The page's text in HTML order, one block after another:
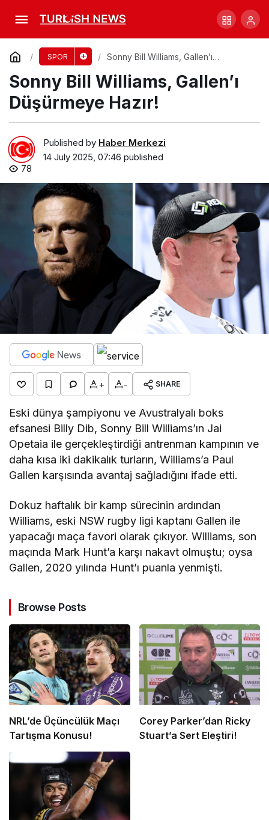
SPOR
Sonny Bill Williams, Gallen’ı
Sonny Bill Williams, Gallen’ı
Düşürmeye Hazır!
Published by Haber Merkezi
14 July 2025, 07:46 published
78
+ - SHARE
Eski dünya şampiyonu ve Avustralyalı boks
efsanesi Billy Dib, Sonny Bill Williams’ın Jai
Opetaia ile gerçekleştirdiği antrenman kampının ve
daha kısa iki dakikalık turların, Williams’a Paul
Gallen karşısında avantaj sağladığını ifade etti.
Dokuz haftalık bir kamp sürecinin ardından
Williams, eski NSW rugby ligi kaptanı Gallen ile
yapacağı maça favori olarak çıkıyor. Williams, son
maçında Mark Hunt’a karşı nakavt olmuştu; oysa
Gallen, 2020 yılında Hunt’ı puanla yenmişti.
Browse Posts
NRL’de Üçüncülük Maçı
Tartışma Konusu!
Corey Parker’dan Ricky
Stuart’a Sert Eleştiri!
Sinner, Wimbledon’da Alcaraz’ı Yendi! İlk
Şampiyonluğu!
Comment